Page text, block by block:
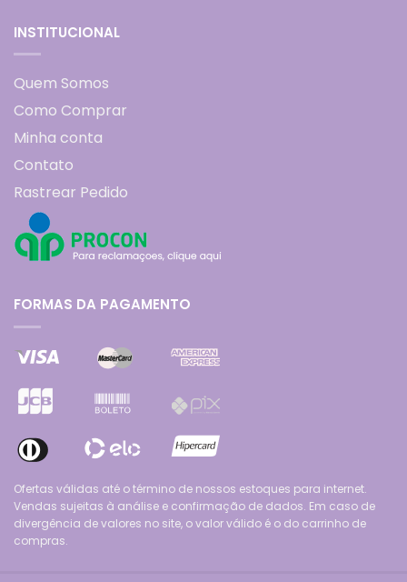
INSTITUCIONAL
Quem Somos
Como Comprar
Minha conta
Contato
Rastrear Pedido
FORMAS DA PAGAMENTO
Ofertas válidas até o término de nossos estoques para internet.
Vendas sujeitas à análise e confirmação de dados. Em caso de
divergência de valores no site, o valor válido é o do carrinho de
compras.